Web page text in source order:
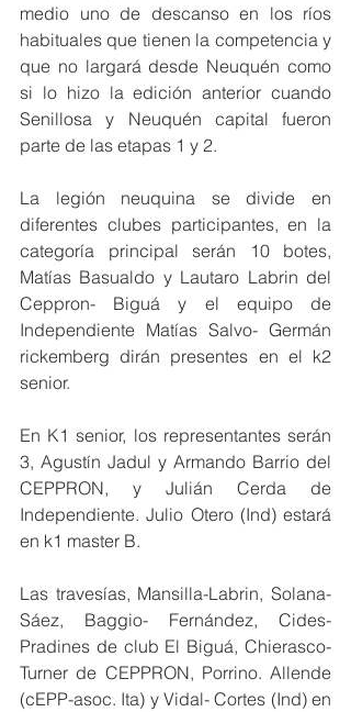
medio uno de descanso en los ríos
habituales que tienen la competencia y
que no largará desde Neuquén como
si lo hizo la edición anterior cuando
Senillosa y Neuquén capital fueron
parte de las etapas 1 y 2.
La legión neuquina se divide en
diferentes clubes participantes, en la
categoría principal serán 10 botes,
Matías Basualdo y Lautaro Labrin del
Ceppron- Biguá y el equipo de
Independiente Matías Salvo- Germán
rickemberg dirán presentes en el k2
senior.
En K1 senior, los representantes serán
3, Agustín Jadul y Armando Barrio del
CEPPRON, y Julián Cerda de
Independiente. Julio Otero (Ind) estará
en k1 master B.
Las travesías, Mansilla-Labrin, Solana-
Sáez, Baggio- Fernández, Cides-
Pradines de club El Biguá, Chierasco-
Turner de CEPPRON, Porrino. Allende
(cEPP-asoc. Ita) y Vidal- Cortes (Ind) en